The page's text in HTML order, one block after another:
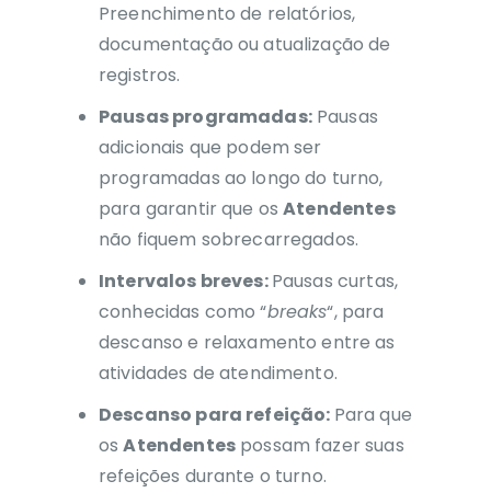
Preenchimento de relatórios,
documentação ou atualização de
registros.
Pausas programadas:Pausas
adicionais que podem ser
programadas ao longo do turno,
para garantir que osAtendentes
não fiquem sobrecarregados.
Intervalos breves:Pausas curtas,
conhecidas como “breaks“, para
descanso e relaxamento entre as
atividades de atendimento.
Descanso para refeição: Para que
osAtendentespossam fazer suas
refeições durante o turno.